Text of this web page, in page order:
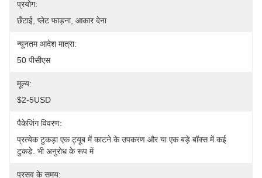
प्रयोग:
छँटाई, प्लेट फाड़ना, आकार देना
न्यूनतम आदेश मात्रा:
50 पीसीएस
मूल्य:
$2-5USD
पैकेजिंग विवरण:
प्रत्येक टुकड़ा एक ट्यूब में काटने के उपकरण और या एक बड़े बॉक्स में कई
टुकड़े. भी अनुरोध के रूप में
प्रसव के समय: